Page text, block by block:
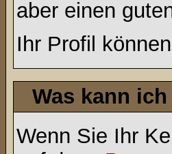
aber einen
Ihr Profil
Was kann
Wenn Sie Ihr